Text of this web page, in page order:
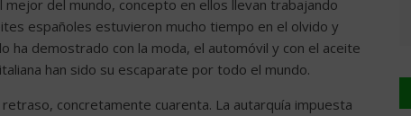
del mundo, concepto en ellos llevan trabajando
españoles estuvieron mucho tiempo en el olvido y
ha demostrado con la moda, el automóvil y con el aceite
han sido su escaparate por todo el mundo.
concretamente cuarenta. La autarquía impuesta